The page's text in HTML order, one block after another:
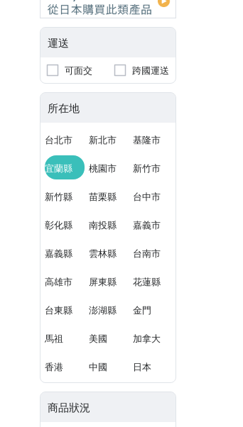
運送
可面交 跨國運送
所在地
台北市 新北市 基隆市
宜蘭縣 桃園市 新竹市
新竹縣 苗栗縣 台中市
彰化縣 南投縣 嘉義市
嘉義縣 雲林縣 台南市
高雄市 屏東縣 花蓮縣
台東縣 澎湖縣 金門
馬祖 美國 加拿大
香港 中國 日本
商品狀況